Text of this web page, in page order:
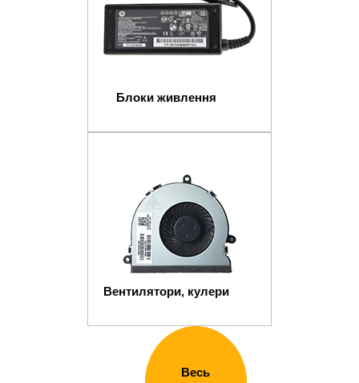
Блоки живлення
Вентилятори, кулери
Весь